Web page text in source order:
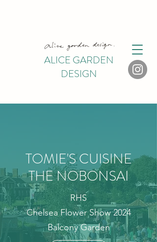
ALICE GARDEN
DESIGN
​TOMIE'S CUISINE
THE NOBONSAI
RHS
Chelsea Flower Show 2024
Balcony Garden